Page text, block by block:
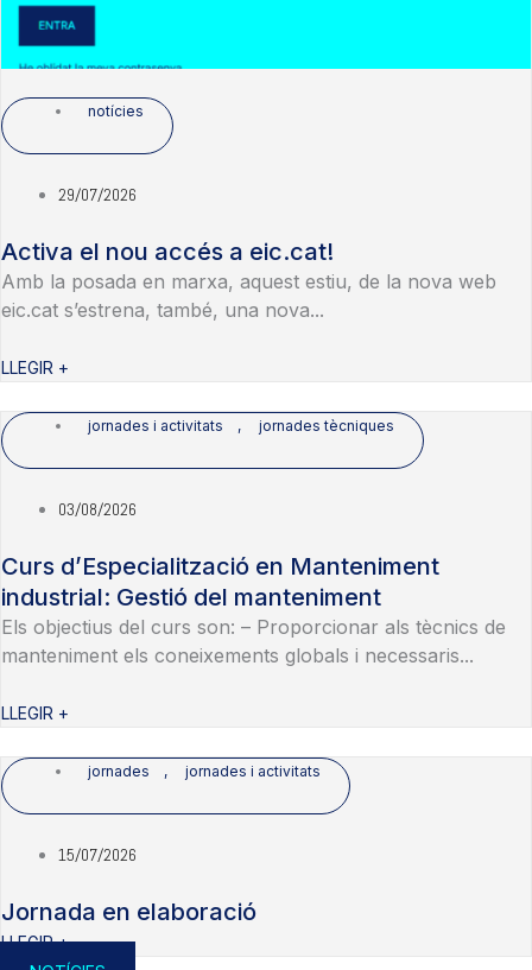
notícies
29/07/2026
Activa el nou accés a eic.cat!
Amb la posada en marxa, aquest estiu, de la nova web
eic.cat s’estrena, també, una nova...
LLEGIR +
jornades i activitats , jornades tècniques
03/08/2026
Curs d’Especialització en Manteniment
industrial: Gestió del manteniment
Els objectius del curs son: – Proporcionar als tècnics de
manteniment els coneixements globals i necessaris...
LLEGIR +
jornades , jornades i activitats
15/07/2026
Jornada en elaboració
LLEGIR +